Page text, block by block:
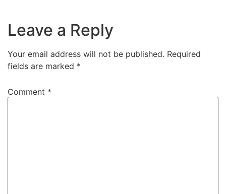
Leave a Reply
Your email address will not be published. Required
fields are marked *
Comment *